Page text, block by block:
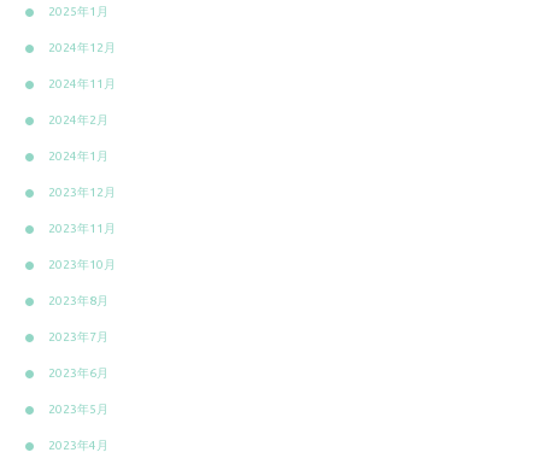
2025年1月
2024年12月
2024年11月
2024年2月
2024年1月
2023年12月
2023年11月
2023年10月
2023年8月
2023年7月
2023年6月
2023年5月
2023年4月